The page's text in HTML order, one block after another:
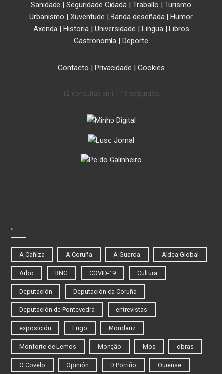
Sanidade | Seguridade Cidadá | Traballo | Turismo
Urbanismo | Xuventude | Banda deseñada | Humor
Axenda| Historia| Universidade | Lingua| Libros
Gastronomía | Deporte
Contacto | Privacidade | Cookies
12 consultas en 1,115 segundos.
.
A Cañiza A Coruña A Guarda Aldea Global
Arbo BNG COVID-19 Cultura
Deputación Deputación da Coruña
Deputación de Pontevedra entrevistas
exposición Lugo Mondariz
Monforte de Lemos Monção Mos obras
O Covelo Opinión O Porriño Ourense